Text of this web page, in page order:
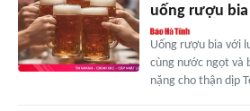
uống rượu bia
Uống rượu bia với
cùng nước ngọt và
nặng cho thận dịp